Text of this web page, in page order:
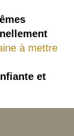
à mettre
et